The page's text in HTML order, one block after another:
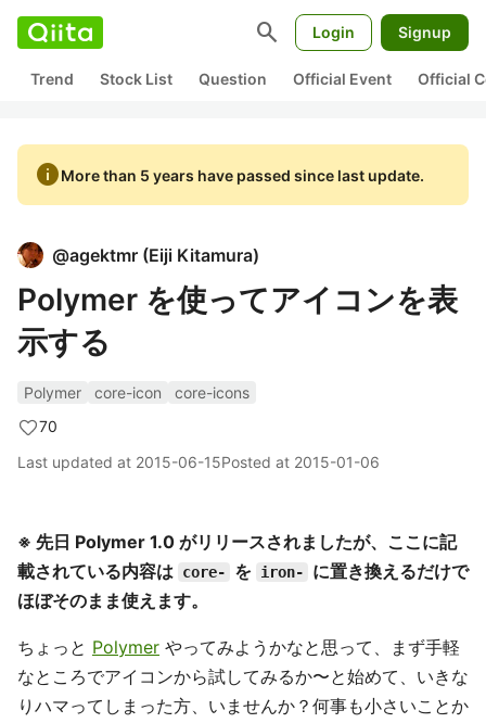
search Login Signup
Trend Stock List Question Official Event Official
infoMore than 5 years have passed since last update.
@agektmr (Eiji Kitamura)
Polymer を使ってアイコンを表
示する
Polymer core-icon
core-icons
70
Last updated at 2015-06-15Posted at 2015-01-06
※ 先日 Polymer 1.0 がリリースされましたが、ここに記
載されている内容は core- を iron-
に置き換えるだけで
ほぼそのまま使えます。
ちょっと Polymer やってみようかなと思って、まず手軽
なところでアイコンから試してみるか〜と始めて、いきな
りハマってしまった方、いませんか？何事も小さいことか